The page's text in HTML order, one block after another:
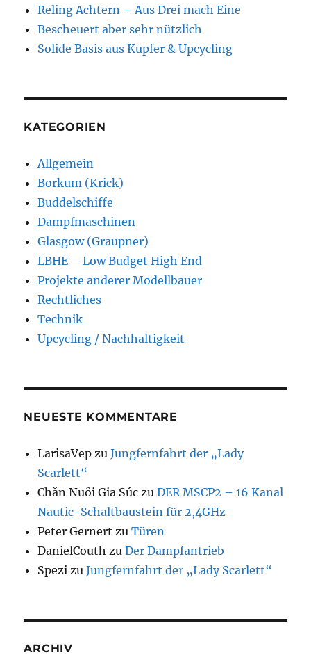
Reling Achtern – Aus Drei mach Eine
Bescheuert aber sehr nützlich
Solide Basis aus Kupfer & Upcycling
KATEGORIEN
Allgemein
Borkum (Krick)
Buddelschiffe
Dampfmaschinen
Glasgow (Graupner)
LBHE – Low Budget High End
Projekte anderer Modellbauer
Rechtliches
Technik
Upcycling / Nachhaltigkeit
NEUESTE KOMMENTARE
LarisaVep zuJungfernfahrt der „Lady
Scarlett“
Chăn Nuôi Gia Súc zuDER MSCP2 – 16 Kanal
Nautic-Schaltbaustein für 2,4GHz
Peter Gernert zuTüren
DanielCouth zuDer Dampfantrieb
Spezi zuJungfernfahrt der „Lady Scarlett“
ARCHIV